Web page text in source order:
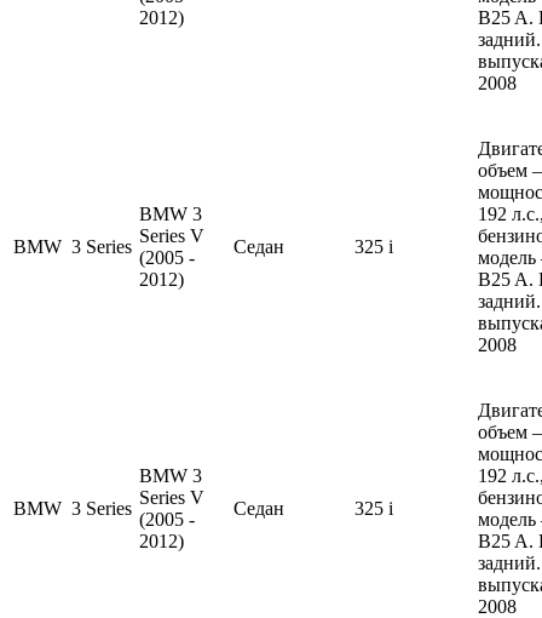
2012)
B25 A.
2008
BMW 3 Series
BMW 3
Series V
(2005 -
2012)
Седан 325 i
объем
192
B25 A.
2008
BMW 3 Series
BMW 3
Series V
(2005 -
2012)
Седан 325 i
объем
192
B25 A.
2008